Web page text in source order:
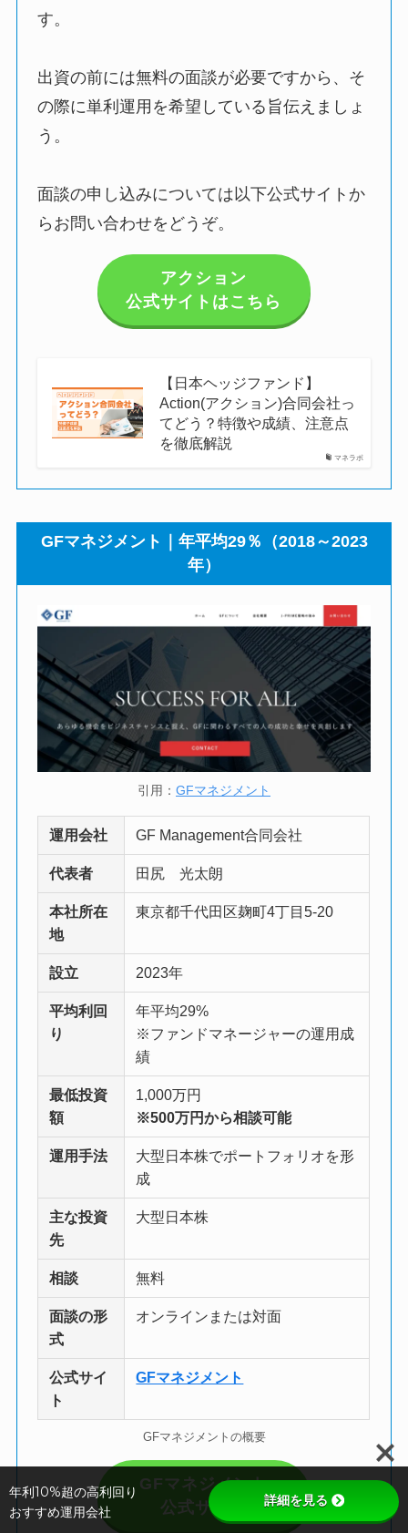
す。
出資の前には無料の面談が必要ですから、そ
の際に単利運用を希望している旨伝えましょ
う。
面談の申し込みについては以下公式サイトか
らお問い合わせをどうぞ。
アクション
公式サイトはこちら
マネラボ
【日本ヘッジファンド】
Action(アクション)合同会社っ
てどう？特徴や成績、注意点
を徹底解説
GFマネジメント｜年平均29％（2018～2023
年）
引用： GFマネジメント
運用会社 GF Management合同会社
代表者 田尻 光太朗
本社所在
地
東京都千代田区麹町4丁目5-20
設立 2023年
平均利回
り
年平均29%
※ファンドマネージャーの運用成
績
最低投資
額
1,000万円
※500万円から相談可能
運用手法
大型日本株でポートフォリオを形
成
主な投資
先
大型日本株
相談 無料
面談の形
式
オンラインまたは対面
公式サイ
ト
GFマネジメント
GFマネジメントの概要
GFマネジメント
公式サイト
年利10%超の高利回り
おすすめ運用会社
詳細を見る